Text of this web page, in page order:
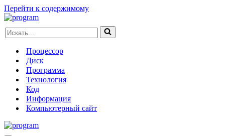
Перейти к содержимому
Искать...
Процессор
Диск
Программа
Технология
Код
Информация
Компьютерный сайт